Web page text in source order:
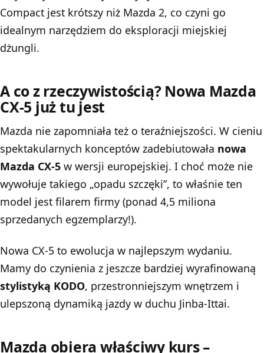
Compact jest krótszy niż Mazda 2, co czyni go
idealnym narzędziem do eksploracji miejskiej
dżungli.
A co z rzeczywistością? Nowa Mazda
CX-5 już tu jest
Mazda nie zapomniała też o teraźniejszości. W cieniu
spektakularnych konceptów zadebiutowała nowa
Mazda CX-5 w wersji europejskiej. I choć może nie
wywołuje takiego „opadu szczęki”, to właśnie ten
model jest filarem firmy (ponad 4,5 miliona
sprzedanych egzemplarzy!).
Nowa CX-5 to ewolucja w najlepszym wydaniu.
Mamy do czynienia z jeszcze bardziej wyrafinowaną
stylistyką KODO, przestronniejszym wnętrzem i
ulepszoną dynamiką jazdy w duchu Jinba-Ittai.
Mazda obiera właściwy kurs –